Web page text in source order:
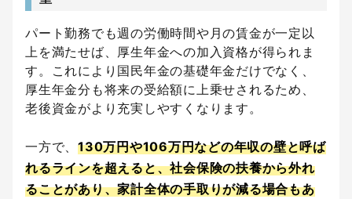
パート勤務でも週の労働時間や月の賃金が一定以
上を満たせば、厚生年金への加入資格が得られま
す。これにより国民年金の基礎年金だけでなく、
厚生年金分も将来の受給額に上乗せされるため、
老後資金がより充実しやすくなります。
一方で、 130万円や106万円などの年収の壁と呼ば
れるラインを超えると、社会保険の扶養から外れ
ることがあり、家計全体の手取りが減る場合もあ